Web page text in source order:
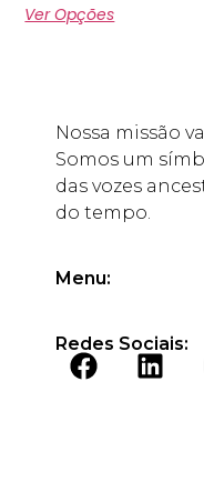
Ver Opções
Nossa missão
Somos um
das vozes
do tempo.
Menu:
Redes Sociais: